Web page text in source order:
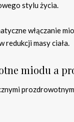
stylu życia.
włączanie
redukcji masy ciała.
miodu a